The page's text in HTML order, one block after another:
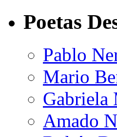
Poetas
Pablo
Mario
Gabriela
Amado